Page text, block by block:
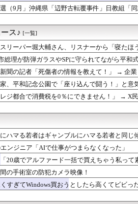
河合ゆうすけ市議、埼玉知事選（来年８月）
ース】 韓国サッカー協会 2011～12年に国
ァード一括で買えちゃう私って素敵」
数は3日間 総額11兆7349億円
て当然。どの国も同情なんかしない」
中ロに備え「短距離戦術核」を検討
犯カメラ映像！
・南京間の鉄道を31時間止めた造反派の始
】 韓国の姓は250、日本は30万…歴史的背景
、大韓サッカー協会を家宅捜索 代表監督選...
んと碌でもないな
ーター20機種にバックドア、外部から...
た理由がヤバい！ネット民が激論した結果
という立場だとしても、自分のやってる感を
の財務官僚、左遷されるｗｗｗｗｗｗ
安員が38歳で党副主席になった「ヘリコプ
めした派遣社員、ネットで大炎上
峡直撃予測」中国「上流大洪水！（三峡上流」
「大赤字！」インドネシア「運営会社の株式購
「辺野古転覆事件」日教組「同志社批判！（
ら殺戮が少なかった？歴史の真実
延伸計画！（実質中止」→
（9月」沖縄県「辺野古転覆事件」日教組「
ス♪ [一覧]
スリーパー堀大輔さん、リスナーから「寝た
激昂 ｗｗｗｗｗｗｗｗｗ
総理が防弾ガラスやSPに守られてながら平
突っ込み殺到 ………
新聞の記者「死傷者の情報を教えて！」 → 企
てよ？教えてよ？」
家、平和記念公園で「座り込んで闘う！」
レジ都合で消費税を0％にできません！」 → X
ハマる若者はギャンブルにハマる若者と同じ
エンジニア「AIで仕事がつまらなくなった」
20歳でアルファード一括で買えちゃう私って
の手術室の防犯カメラ映像！
すぎてWindows買おうとしたら高くてビビっ